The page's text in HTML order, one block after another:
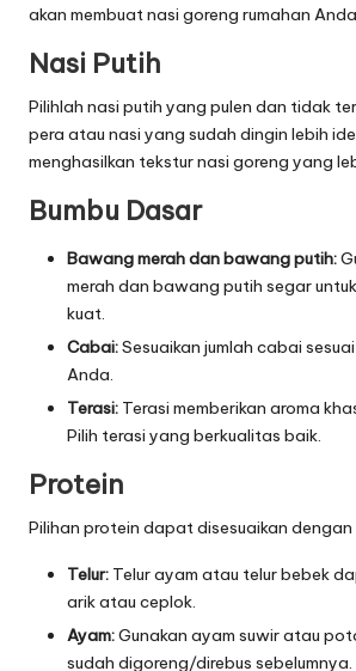
akan membuat nasi goreng rumahan
Nasi Putih
Pilihlah nasi putih yang pulen dan tidak
pera atau nasi yang sudah dingin lebih
menghasilkan tekstur nasi goreng yang
Bumbu Dasar
Bawang merah dan bawang putih:
merah dan bawang putih segar
kuat.
Cabai:Sesuaikan jumlah cabai
Anda.
Terasi: Terasi memberikan aroma
Pilih terasi yang berkualitas baik.
Protein
Pilihan protein dapat disesuaikan dengan
Telur: Telur ayam atau telur bebek
arik atau ceplok.
Ayam:Gunakan ayam suwir atau
sudah digoreng/direbus sebelumnya.